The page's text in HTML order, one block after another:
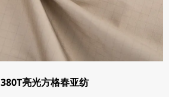
380T亮光方格春亚纺